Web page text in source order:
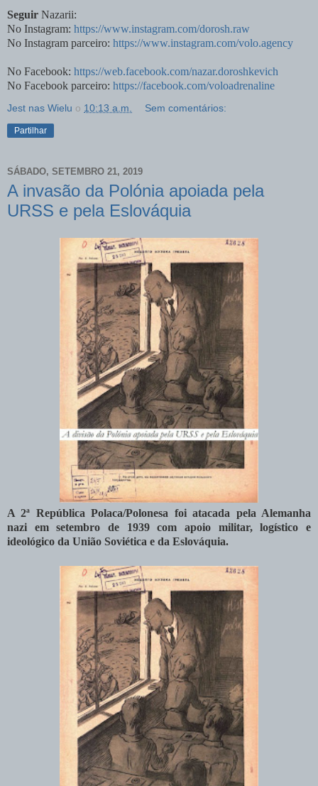
Seguir Nazarii:
No Instagram: https://www.instagram.com/dorosh.raw
No Instagram parceiro: https://www.instagram.com/volo.agency
No Facebook: https://web.facebook.com/nazar.doroshkevich
No Facebook parceiro: https://facebook.com/voloadrenaline
Jest nas Wielu о 10:13 a.m. Sem comentários:
Partilhar
SÁBADO, SETEMBRO 21, 2019
A invasão da Polónia apoiada pela
URSS e pela Eslováquia
A 2ª República Polaca/Polonesa foi atacada pela Alemanha
nazi em setembro de 1939 com apoio militar, logístico e
ideológico da União Soviética e da Eslováquia.